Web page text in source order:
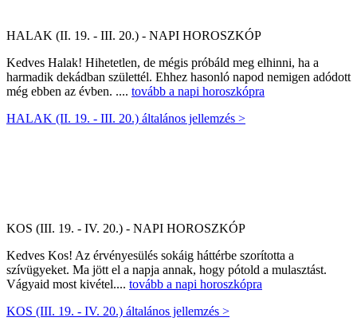
HALAK (II. 19. - III. 20.) - NAPI HOROSZKÓP
Kedves Halak! Hihetetlen, de mégis próbáld meg elhinni, ha a
harmadik dekádban születtél. Ehhez hasonló napod nemigen adódott
még ebben az évben. .... tovább a napi horoszkópra
HALAK (II. 19. - III. 20.) általános jellemzés >
KOS (III. 19. - IV. 20.) - NAPI HOROSZKÓP
Kedves Kos! Az érvényesülés sokáig háttérbe szorította a
szívügyeket. Ma jött el a napja annak, hogy pótold a mulasztást.
Vágyaid most kivétel.... tovább a napi horoszkópra
KOS (III. 19. - IV. 20.) általános jellemzés >